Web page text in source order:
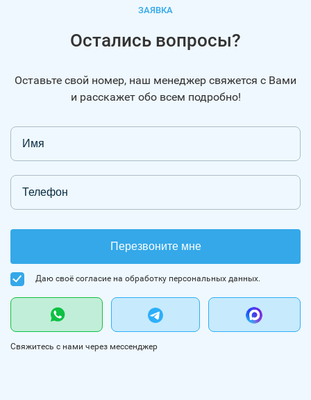
ЗАЯВКА
Остались вопросы?
Оставьте свой номер, наш менеджер свяжется с Вами
и расскажет обо всем подробно!
Свяжитесь с нами через мессенджер
Перезвоните мне
Даю своё согласие на обработку персональных данных.